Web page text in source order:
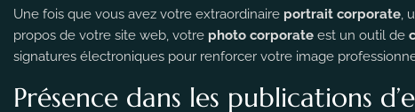
Une fois que vous avez votre extraordinaire portrait corporate,
propos de votre site web, votre photo corporate est un outil de
signatures électroniques pour renforcer votre image
Présence dans les publications